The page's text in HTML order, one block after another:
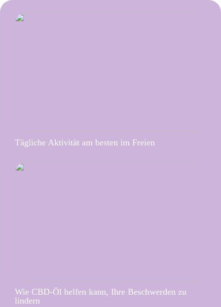
Tägliche Aktivität am besten im Freien
Wie CBD-Öl helfen kann, Ihre Beschwerden zu
lindern